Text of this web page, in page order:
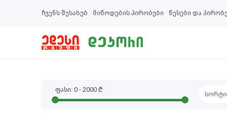
ჩვენს შესახებ მიწოდების პირობები წესები და
ფასი: 0 - 2000 ₾